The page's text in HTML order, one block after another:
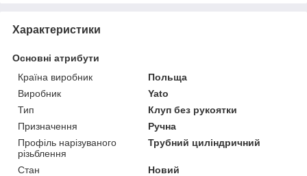
Характеристики
Основні атрибути
Країна виробник
Польща
Виробник
Yato
Тип
Клуп без рукоятки
Призначення
Ручна
Профіль нарізуваного
різьблення
Трубний циліндричний
Стан Новий